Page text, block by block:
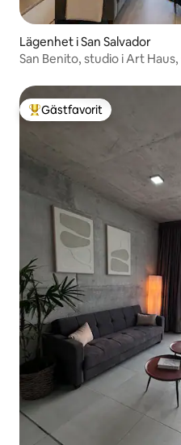
Lägenhet i San Salvador
San Benito, studio i Art
Populär gästfavorit
Gästfavorit